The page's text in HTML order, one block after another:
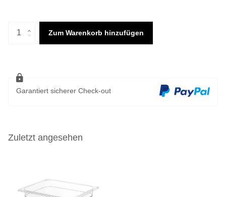
Zum Warenkorb hinzufügen
Garantiert sicherer Check-out
Zuletzt angesehen